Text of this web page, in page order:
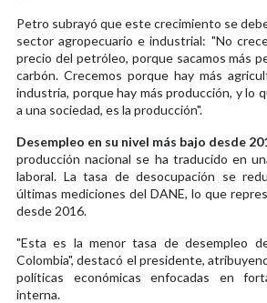
Petro subrayó que este crecimiento se
sector agropecuario e industrial: "No
precio del petróleo, porque sacamos más
carbón. Crecemos porque hay más
industria, porque hay más producción, y lo
a una sociedad, es la producción".
Desempleo en su nivel más bajo desde
producción nacional se ha traducido en
laboral. La tasa de desocupación se
últimas mediciones del DANE, lo que
desde 2016.
"Esta es la menor tasa de desempleo
Colombia", destacó el presidente,
políticas económicas enfocadas en
interna.